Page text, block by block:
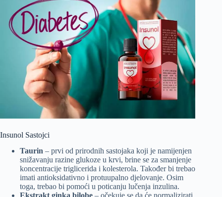
Insunol Sastojci
Taurin – prvi od prirodnih sastojaka koji je namijenjen
snižavanju razine glukoze u krvi, brine se za smanjenje
koncentracije triglicerida i kolesterola. Također bi trebao
imati antioksidativno i protuupalno djelovanje. Osim
toga, trebao bi pomoći u poticanju lučenja inzulina.